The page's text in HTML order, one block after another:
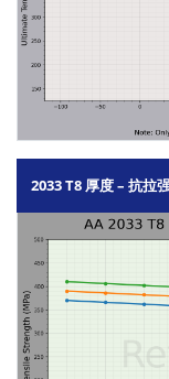
2033 T8 厚度 – 抗拉